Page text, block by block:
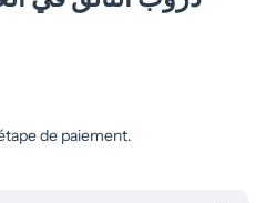
de paiement.